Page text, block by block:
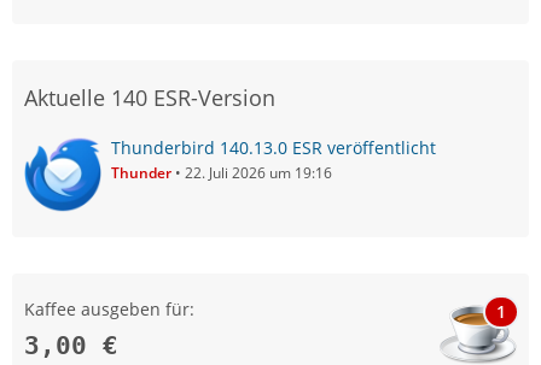
Aktuelle 140 ESR-Version
Thunderbird 140.13.0 ESR veröffentlicht
Thunder 22. Juli 2026 um 19:16
Kaffee ausgeben für:
3,00 €
1